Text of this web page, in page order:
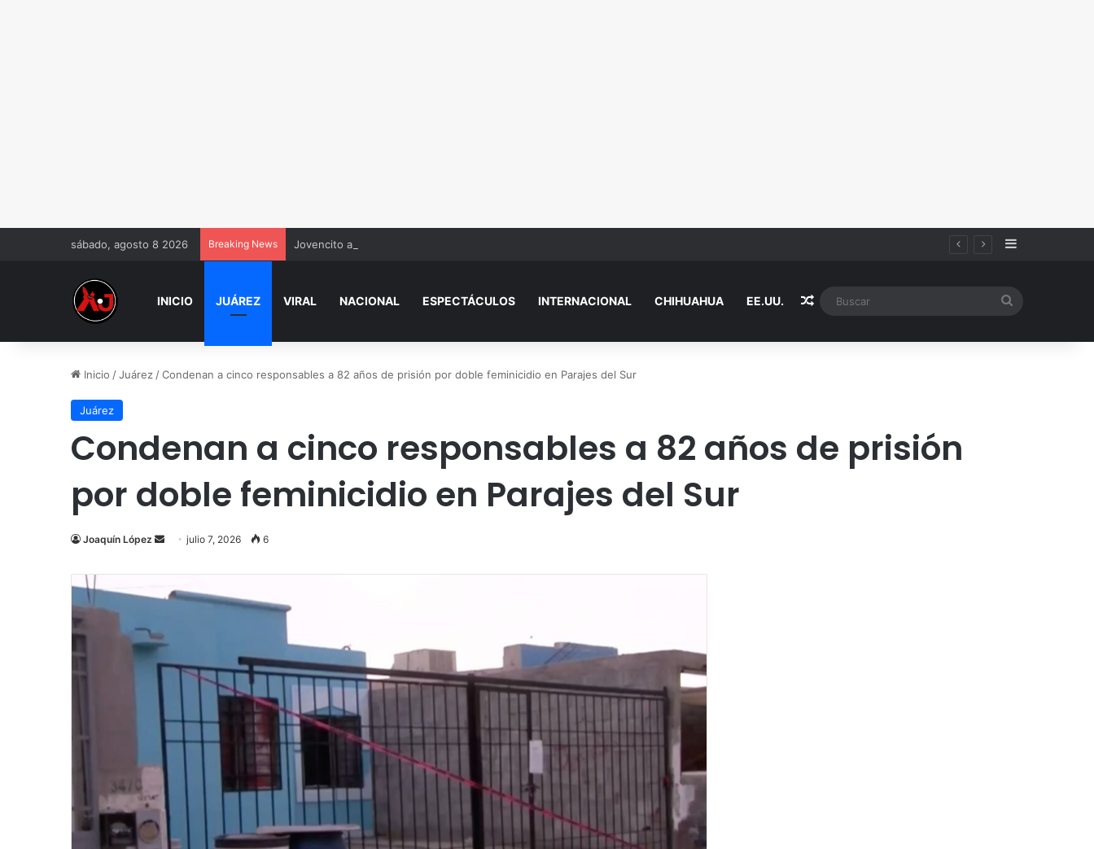
sábado, agosto 8 2026 Breaking News Jovencito amor.dazado y eje.cutado en Camino Real Sidebar
INICIO JUÁREZ VIRAL NACIONAL ESPECTÁCULOS INTERNACIONAL CHIHUAHUA EE.UU. Random Article
Inicio /Juárez /Condenan a cinco responsables a 82 años de prisión por doble feminicidio en Parajes del Sur
Juárez
Condenan a cinco responsables a 82 años de prisión
por doble feminicidio en Parajes del Sur
Joaquín López
Send
email
julio 7, 2026 6